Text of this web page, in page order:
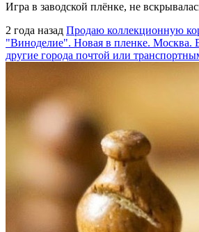
Игра в заводской плёнке, не
2 года назад Продаю коллекционную
"Виноделие". Новая в пленке. Москва.
другие города почтой или